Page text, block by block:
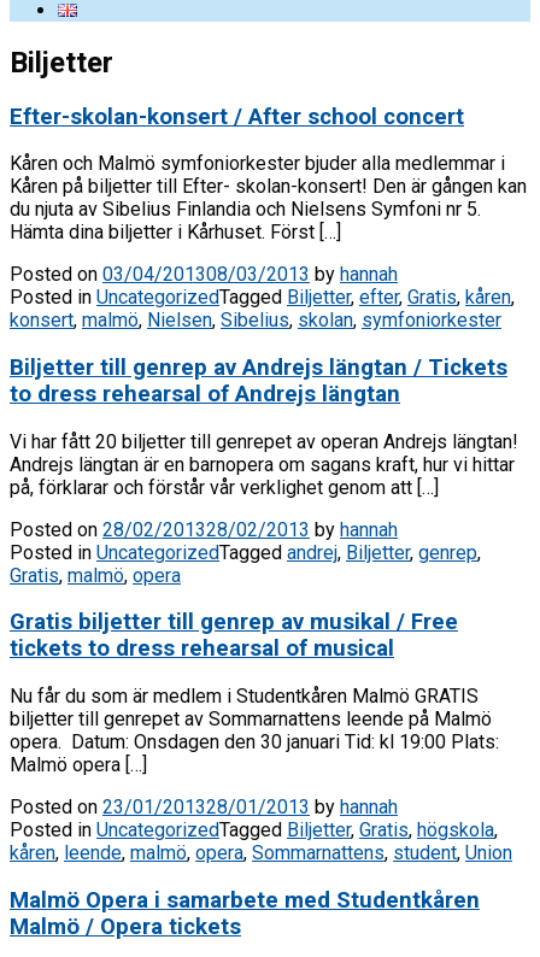
Biljetter
Efter-skolan-konsert / After school concert
Kåren och Malmö symfoniorkester bjuder alla medlemmar i
Kåren på biljetter till Efter- skolan-konsert! Den är gången kan
du njuta av Sibelius Finlandia och Nielsens Symfoni nr 5.
Hämta dina biljetter i Kårhuset. Först […]
Posted on 03/04/201308/03/2013 by hannah
Posted in UncategorizedTagged Biljetter, efter, Gratis, kåren,
konsert, malmö, Nielsen, Sibelius, skolan, symfoniorkester
Biljetter till genrep av Andrejs längtan / Tickets
to dress rehearsal of Andrejs längtan
Vi har fått 20 biljetter till genrepet av operan Andrejs längtan!
Andrejs längtan är en barnopera om sagans kraft, hur vi hittar
på, förklarar och förstår vår verklighet genom att […]
Posted on 28/02/201328/02/2013 by hannah
Posted in UncategorizedTagged andrej, Biljetter, genrep,
Gratis, malmö, opera
Gratis biljetter till genrep av musikal / Free
tickets to dress rehearsal of musical
Nu får du som är medlem i Studentkåren Malmö GRATIS
biljetter till genrepet av Sommarnattens leende på Malmö
opera. Datum: Onsdagen den 30 januari Tid: kl 19:00 Plats:
Malmö opera […]
Posted on 23/01/201328/01/2013 by hannah
Posted in UncategorizedTagged Biljetter, Gratis, högskola,
kåren, leende, malmö, opera, Sommarnattens, student, Union
Malmö Opera i samarbete med Studentkåren
Malmö / Opera tickets